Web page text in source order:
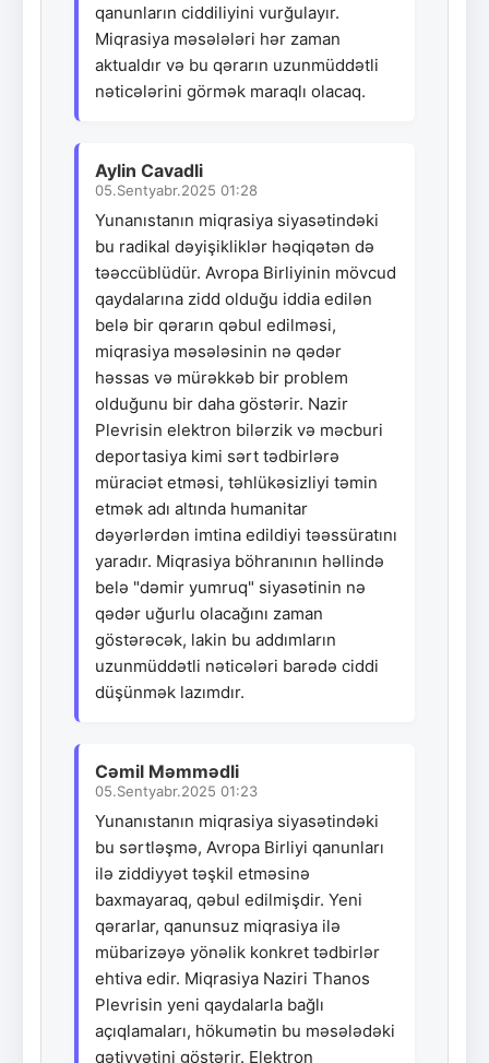
qanunların ciddiliyini vurğulayır.
Miqrasiya məsələləri hər zaman
aktualdır və bu qərarın uzunmüddətli
nəticələrini görmək maraqlı olacaq.
Aylin Cavadli
05.Sentyabr.2025 01:28
Yunanıstanın miqrasiya siyasətindəki
bu radikal dəyişikliklər həqiqətən də
təəccüblüdür. Avropa Birliyinin mövcud
qaydalarına zidd olduğu iddia edilən
belə bir qərarın qəbul edilməsi,
miqrasiya məsələsinin nə qədər
həssas və mürəkkəb bir problem
olduğunu bir daha göstərir. Nazir
Plevrisin elektron bilərzik və məcburi
deportasiya kimi sərt tədbirlərə
müraciət etməsi, təhlükəsizliyi təmin
etmək adı altında humanitar
dəyərlərdən imtina edildiyi təəssüratını
yaradır. Miqrasiya böhranının həllində
belə "dəmir yumruq" siyasətinin nə
qədər uğurlu olacağını zaman
göstərəcək, lakin bu addımların
uzunmüddətli nəticələri barədə ciddi
düşünmək lazımdır.
Cəmil Məmmədli
05.Sentyabr.2025 01:23
Yunanıstanın miqrasiya siyasətindəki
bu sərtləşmə, Avropa Birliyi qanunları
ilə ziddiyyət təşkil etməsinə
baxmayaraq, qəbul edilmişdir. Yeni
qərarlar, qanunsuz miqrasiya ilə
mübarizəyə yönəlik konkret tədbirlər
ehtiva edir. Miqrasiya Naziri Thanos
Plevrisin yeni qaydalarla bağlı
açıqlamaları, hökumətin bu məsələdəki
qətiyyətini göstərir. Elektron